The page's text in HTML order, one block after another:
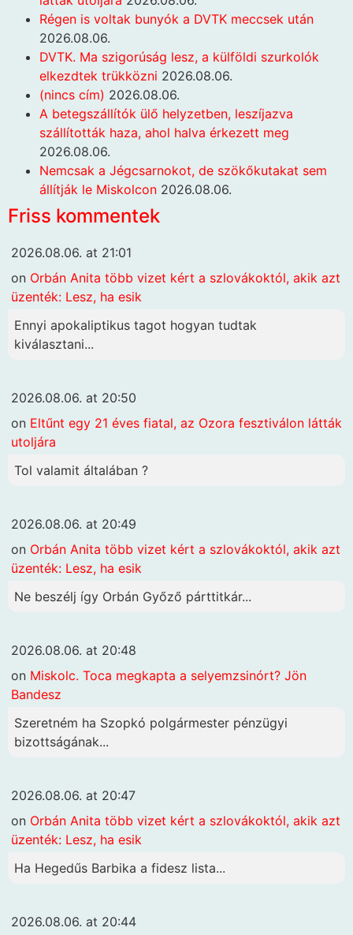
Régen is voltak bunyók a DVTK meccsek után
2026.08.06.
DVTK. Ma szigorúság lesz, a külföldi szurkolók
elkezdtek trükközni 2026.08.06.
(nincs cím) 2026.08.06.
A betegszállítók ülő helyzetben, leszíjazva
szállították haza, ahol halva érkezett meg
2026.08.06.
Nemcsak a Jégcsarnokot, de szökőkutakat sem
állítják le Miskolcon 2026.08.06.
Friss kommentek
2026.08.06. at 21:01
on Orbán Anita több vizet kért a szlovákoktól, akik azt
üzenték: Lesz, ha esik
Ennyi apokaliptikus tagot hogyan tudtak
kiválasztani...
2026.08.06. at 20:50
on Eltűnt egy 21 éves fiatal, az Ozora fesztiválon látták
utoljára
Tol valamit általában ?
2026.08.06. at 20:49
on Orbán Anita több vizet kért a szlovákoktól, akik azt
üzenték: Lesz, ha esik
Ne beszélj így Orbán Győző párttitkár...
2026.08.06. at 20:48
on Miskolc. Toca megkapta a selyemzsinórt? Jön
Bandesz
Szeretném ha Szopkó polgármester pénzügyi
bizottságának...
2026.08.06. at 20:47
on Orbán Anita több vizet kért a szlovákoktól, akik azt
üzenték: Lesz, ha esik
Ha Hegedűs Barbika a fidesz lista...
2026.08.06. at 20:44